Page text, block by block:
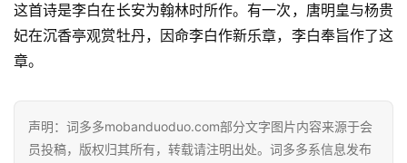
这首诗是李白在长安为翰林时所作。有一次，唐明皇与杨贵
妃在沉香亭观赏牡丹，因命李白作新乐章，李白奉旨作了这
章。
声明：词多多mobanduoduo.com部分文字图片内容来源于会
员投稿，版权归其所有，转载请注明出处。词多多系信息发布